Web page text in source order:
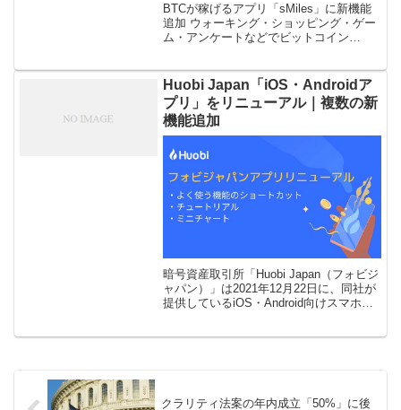
BTCが稼げるアプリ「sMiles」に新機能
追加 ウォーキング・ショッピング・ゲー
ム・アンケートなどでビットコイン
「Bitcoinverse」が仮想通貨 […]
Huobi Japan「iOS・Androidア
プリ」をリニューアル｜複数の新
機能追加
暗号資産取引所「Huobi Japan（フォビジ
ャパン）」は2021年12月22日に、同社が
提供しているiOS・Android向けスマホア
クラリティ法案の年内成立「50%」に後